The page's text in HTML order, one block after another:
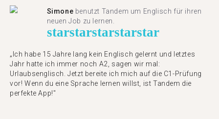
Simone benutzt Tandem um Englisch für ihren
neuen Job zu lernen.
starstarstarstarstar
„Ich habe 15 Jahre lang kein Englisch gelernt und letztes
Jahr hatte ich immer noch A2, sagen wir mal:
Urlaubsenglisch. Jetzt bereite ich mich auf die C1-Prüfung
vor! Wenn du eine Sprache lernen willst, ist Tandem die
perfekte App!"